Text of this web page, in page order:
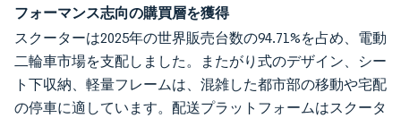
フォーマンス志向の購買層を獲得
スクーターは2025年の世界販売台数の94.71%を占め、電動
二輪車市場を支配しました。またがり式のデザイン、シー
ト下収納、軽量フレームは、混雑した都市部の移動や宅配
の停車に適しています。配送プラットフォームはスクータ